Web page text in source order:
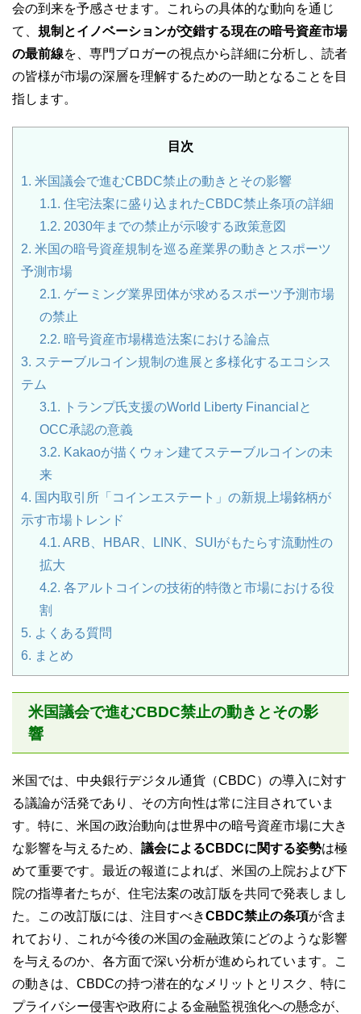
会の到来を予感させます。これらの具体的な動向を通じ
て、 規制とイノベーションが交錯する現在の暗号資産市場
の最前線を、専門ブロガーの視点から詳細に分析し、読者
の皆様が市場の深層を理解するための一助となることを目
指します。
目次
1. 米国議会で進むCBDC禁止の動きとその影響
1.1. 住宅法案に盛り込まれたCBDC禁止条項の詳細
1.2. 2030年までの禁止が示唆する政策意図
2. 米国の暗号資産規制を巡る産業界の動きとスポーツ
予測市場
2.1. ゲーミング業界団体が求めるスポーツ予測市場
の禁止
2.2. 暗号資産市場構造法案における論点
3. ステーブルコイン規制の進展と多様化するエコシス
テム
3.1. トランプ氏支援のWorld Liberty Financialと
OCC承認の意義
3.2. Kakaoが描くウォン建てステーブルコインの未
来
4. 国内取引所「コインエステート」の新規上場銘柄が
示す市場トレンド
4.1. ARB、HBAR、LINK、SUIがもたらす流動性の
拡大
4.2. 各アルトコインの技術的特徴と市場における役
割
5. よくある質問
6. まとめ
米国議会で進むCBDC禁止の動きとその影
響
米国では、中央銀行デジタル通貨（CBDC）の導入に対す
る議論が活発であり、その方向性は常に注目されていま
す。特に、米国の政治動向は世界中の暗号資産市場に大き
な影響を与えるため、 議会によるCBDCに関する姿勢は極
めて重要です。最近の報道によれば、米国の上院および下
院の指導者たちが、住宅法案の改訂版を共同で発表しまし
た。この改訂版には、注目すべきCBDC禁止の条項が含ま
れており、これが今後の米国の金融政策にどのような影響
を与えるのか、各方面で深い分析が進められています。こ
の動きは、CBDCの持つ潜在的なメリットとリスク、特に
プライバシー侵害や政府による金融監視強化への懸念が、